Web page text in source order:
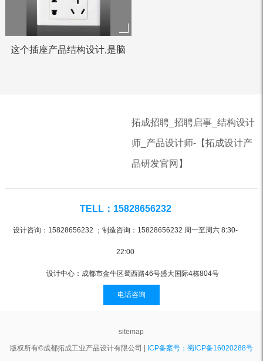
这个插座产品结构设计,是脑
拓成招聘_招聘启事_结构设计
师_产品设计师-【拓成设计产
品研发官网】
TELL：15828656232
设计咨询：15828656232 ；制造咨询：15828656232 周一至周六 8:30-
22:00
设计中心：成都市金牛区蜀西路46号盛大国际4栋804号
电话咨询
sitemap
版权所有©成都拓成工业产品设计有限公司 |
ICP备案号：蜀ICP备16020288号